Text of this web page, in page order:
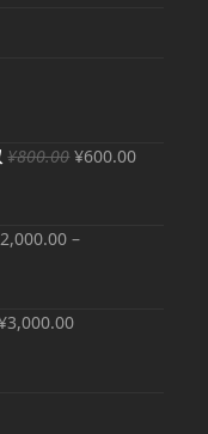
¥800.00 原
¥600.00当
–
3,000.00